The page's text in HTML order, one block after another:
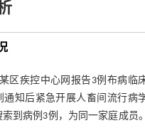
区疾控中心网报告3例布病临
知后紧急开展人畜间流行病
到病例3例，为同一家庭成员